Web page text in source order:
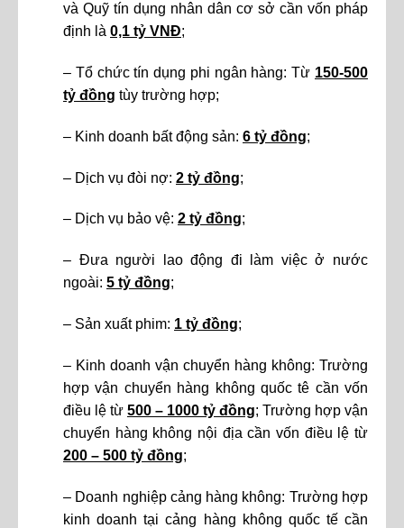
và Quỹ tín dụng nhân dân cơ sở cần vốn pháp
định là 0,1 tỷ VNĐ;
– Tổ chức tín dụng phi ngân hàng: Từ 150-500
tỷ đồng tùy trường hợp;
– Kinh doanh bất động sản: 6 tỷ đồng;
– Dịch vụ đòi nợ: 2 tỷ đồng;
– Dịch vụ bảo vệ: 2 tỷ đồng;
– Đưa người lao động đi làm việc ở nước
ngoài: 5 tỷ đồng;
– Sản xuất phim: 1 tỷ đồng;
– Kinh doanh vận chuyển hàng không: Trường
hợp vận chuyển hàng không quốc tê cần vốn
điều lệ từ 500 – 1000 tỷ đồng; Trường hợp vận
chuyển hàng không nội địa cần vốn điều lệ từ
200 – 500 tỷ đồng;
– Doanh nghiệp cảng hàng không: Trường hợp
kinh doanh tại cảng hàng không quốc tế cần